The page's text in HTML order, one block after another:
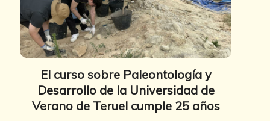
El curso sobre Paleontología y
Desarrollo de la Universidad de
Verano de Teruel cumple 25 años